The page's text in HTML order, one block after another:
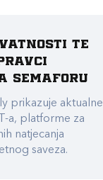
te
Semaforu
prikazuje aktualne
a, platforme za
natjecanja
saveza.